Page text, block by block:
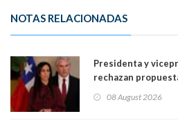
NOTAS RELACIONADAS
Presidenta y
rechazan
"Constituye un
08 August 2026